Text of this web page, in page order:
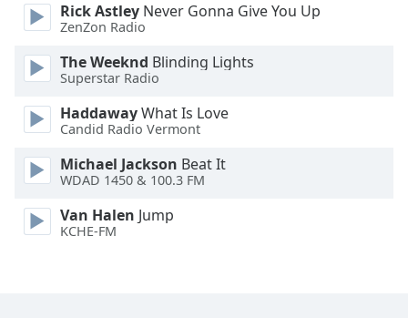
Size
Text
Edge
Style
Rick Astley Never Gonna Give You Up
ZenZon Radio
The Weeknd Blinding Lights
Superstar Radio
HaddawayWhat Is Love
Candid Radio Vermont
Michael Jackson Beat It
WDAD 1450 & 100.3 FM
Van Halen Jump
KCHE-FM